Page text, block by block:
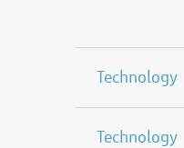
Technology
Technology